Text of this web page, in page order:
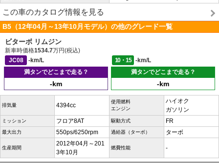
この車のカタログ情報を見る
B5（12年04月～13年10月モデル）の他のグレード一覧
ビターボ リムジン
新車時価格1534.7万円(税込)
JC08
-km/L 10・15
-km/L
満タンでどこまで走る？
-km
満タンでどこまで走る？
-km
排気量 4394cc
使用燃料
エンジン
ハイオク
ガソリン
ミッション フロア8AT 駆動方式 FR
最大出力 550ps/6250rpm 過給器（ターボ） ターボ
生産期間
2012年04月～201
3年10月
燃費性能 -